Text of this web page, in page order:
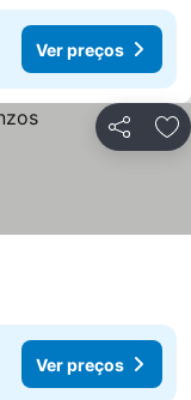
Ver preços
Partilhar
preços
Ver preços